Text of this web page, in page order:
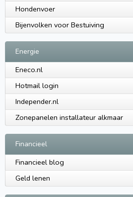
Hondenvoer
Bijenvolken voor Bestuiving
Energie
Eneco.nl
Hotmail login
Independer.nl
Zonepanelen installateur alkmaar
Financieel
Financieel blog
Geld lenen